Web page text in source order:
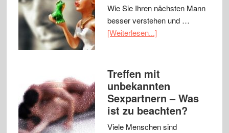
Wie Sie Ihren nächsten Mann
besser verstehen und …
[Weiterlesen...]
Treffen mit
unbekannten
Sexpartnern – Was
ist zu beachten?
Viele Menschen sind